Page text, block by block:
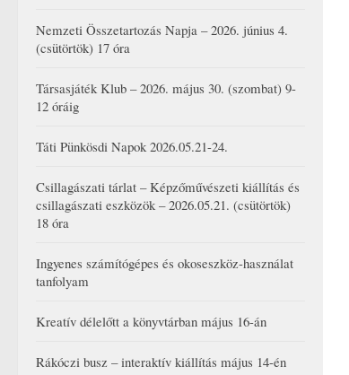
Nemzeti Összetartozás Napja – 2026. június 4.
(csütörtök) 17 óra
Társasjáték Klub – 2026. május 30. (szombat) 9-
12 óráig
Táti Pünkösdi Napok 2026.05.21-24.
Csillagászati tárlat – Képzőművészeti kiállítás és
csillagászati eszközök – 2026.05.21. (csütörtök)
18 óra
Ingyenes számítógépes és okoseszköz-használat
tanfolyam
Kreatív délelőtt a könyvtárban május 16-án
Rákóczi busz – interaktív kiállítás május 14-én